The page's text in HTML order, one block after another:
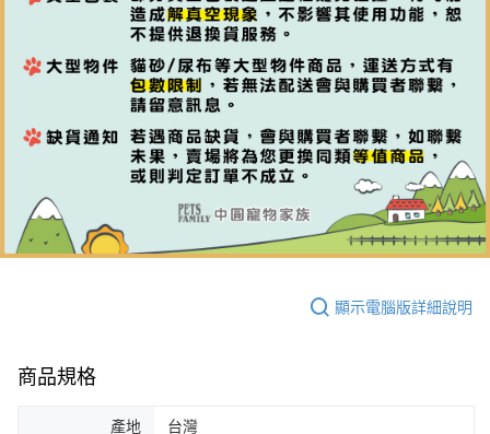
顯示電腦版詳細說明
商品規格
產地 台灣